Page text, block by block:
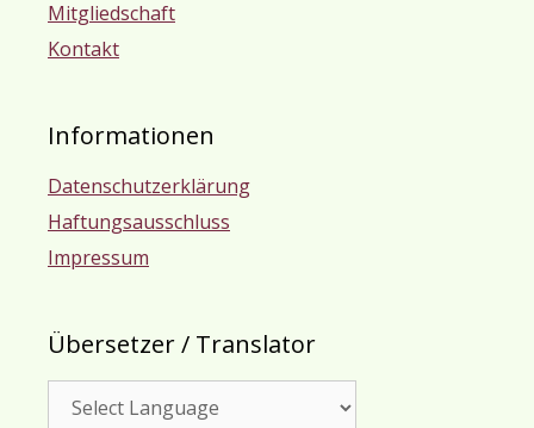
Mitgliedschaft
Kontakt
Informationen
Datenschutzerklärung
Haftungsausschluss
Impressum
Übersetzer / Translator